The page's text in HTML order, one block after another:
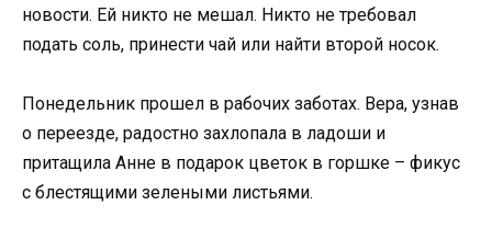
новости. Ей никто не мешал. Никто не требовал
подать соль, принести чай или найти второй носок.
Понедельник прошел в рабочих заботах. Вера, узнав
о переезде, радостно захлопала в ладоши и
притащила Анне в подарок цветок в горшке – фикус
с блестящими зелеными листьями.